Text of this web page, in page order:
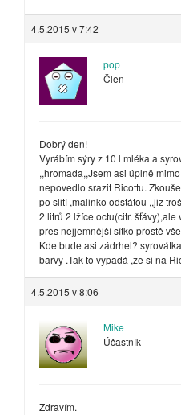
4.5.2015 v 7:42
pop
Člen
Dobrý den!
Vyrábím sýry z 10 l mléka a
,,hromada,,Jsem asi úplně
nepovedlo srazit Ricottu.
po slití ,malinko odstátou ,,již
2 litrů 2 lžíce octu(citr.
přes nejjemnější sítko prostě
Kde bude asi zádrhel?
barvy .Tak to vypadá ,že si na
4.5.2015 v 8:06
Mike
Účastník
Zdravím.